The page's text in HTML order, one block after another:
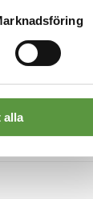
alla